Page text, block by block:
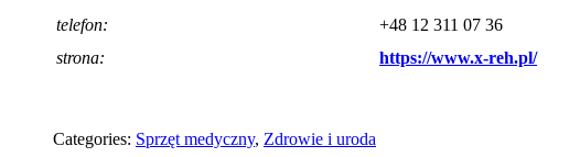
telefon: +48 12 311 07 36
strona:
https://www.x-reh.pl/
Categories: Sprzęt medyczny, Zdrowie i uroda